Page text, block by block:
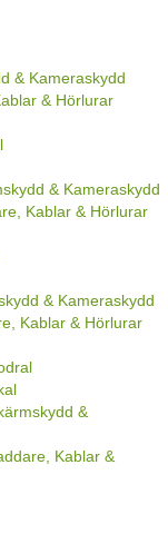
& Kameraskydd
& Hörlurar
& Kameraskydd
Kablar & Hörlurar
& Kameraskydd
Kablar & Hörlurar
&
Kablar &